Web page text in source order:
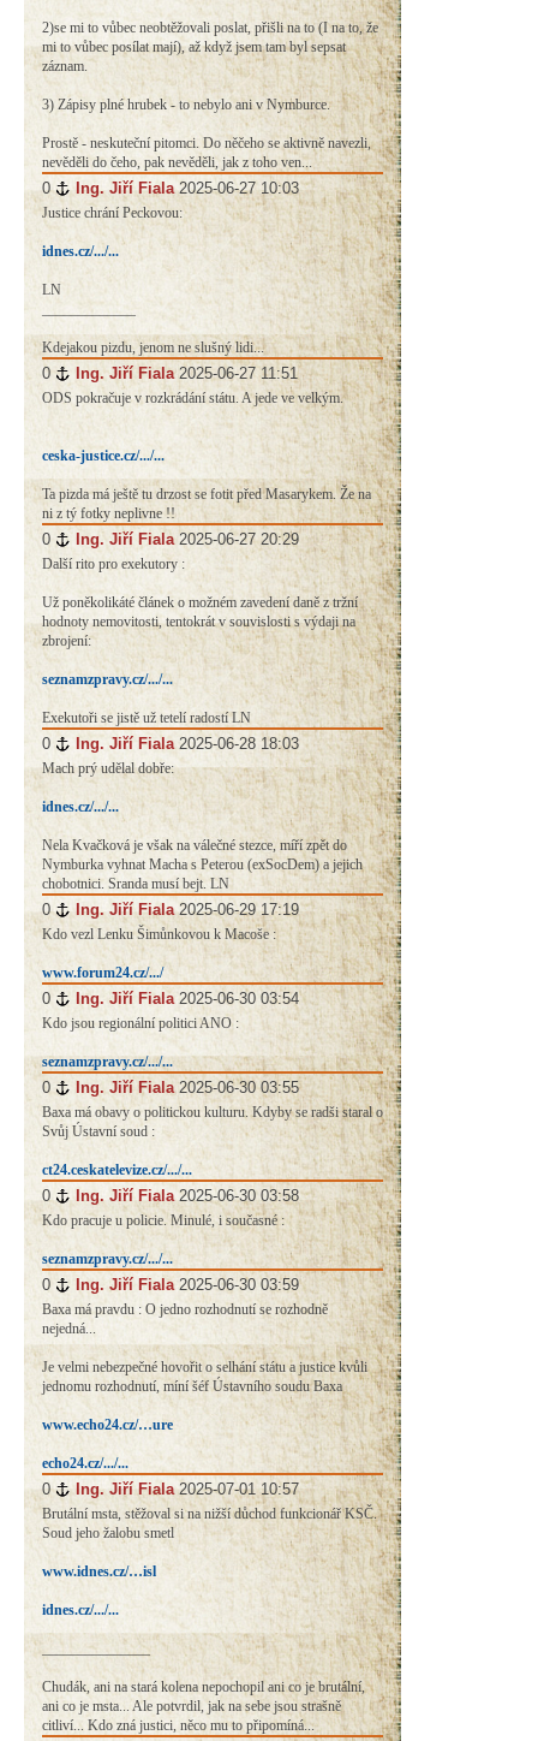
2)se mi to vůbec neobtěžovali poslat, přišli na to (I na to, že
mi to vůbec posílat mají), až když jsem tam byl sepsat
záznam.
3) Zápisy plné hrubek - to nebylo ani v Nymburce.
Prostě - neskuteční pitomci. Do něčeho se aktivně navezli,
nevěděli do čeho, pak nevěděli, jak z toho ven...
0 # Ing. Jiří Fiala 2025-06-27 10:03
Justice chrání Peckovou:
idnes.cz/.../...
LN
_____________
Kdejakou pizdu, jenom ne slušný lidi...
0 # Ing. Jiří Fiala 2025-06-27 11:51
ODS pokračuje v rozkrádání státu. A jede ve velkým.
ceska-justice.cz/.../...
Ta pizda má ještě tu drzost se fotit před Masarykem. Že na
ni z tý fotky neplivne !!
0 # Ing. Jiří Fiala 2025-06-27 20:29
Další rito pro exekutory :
Už poněkolikáté článek o možném zavedení daně z tržní
hodnoty nemovitosti, tentokrát v souvislosti s výdaji na
zbrojení:
seznamzpravy.cz/.../...
Exekutoři se jistě už tetelí radostí LN
0 # Ing. Jiří Fiala 2025-06-28 18:03
Mach prý udělal dobře:
idnes.cz/.../...
Nela Kvačková je však na válečné stezce, míří zpět do
Nymburka vyhnat Macha s Peterou (exSocDem) a jejich
chobotnici. Sranda musí bejt. LN
0 # Ing. Jiří Fiala 2025-06-29 17:19
Kdo vezl Lenku Šimůnkovou k Macoše :
www.forum24.cz/.../
0 # Ing. Jiří Fiala 2025-06-30 03:54
Kdo jsou regionální politici ANO :
seznamzpravy.cz/.../...
0 # Ing. Jiří Fiala 2025-06-30 03:55
Baxa má obavy o politickou kulturu. Kdyby se radši staral o
Svůj Ústavní soud :
ct24.ceskatelevize.cz/.../...
0 # Ing. Jiří Fiala 2025-06-30 03:58
Kdo pracuje u policie. Minulé, i současné :
seznamzpravy.cz/.../...
0 # Ing. Jiří Fiala 2025-06-30 03:59
Baxa má pravdu : O jedno rozhodnutí se rozhodně
nejedná...
Je velmi nebezpečné hovořit o selhání státu a justice kvůli
jednomu rozhodnutí, míní šéf Ústavního soudu Baxa
www.echo24.cz/…ure
echo24.cz/.../...
0 # Ing. Jiří Fiala 2025-07-01 10:57
Brutální msta, stěžoval si na nižší důchod funkcionář KSČ.
Soud jeho žalobu smetl
www.idnes.cz/…isl
idnes.cz/.../...
_______________
Chudák, ani na stará kolena nepochopil ani co je brutální,
ani co je msta... Ale potvrdil, jak na sebe jsou strašně
citliví... Kdo zná justici, něco mu to připomíná...